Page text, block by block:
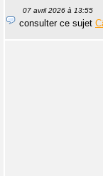
07 avril 2026 à 13:55
consulter ce sujet